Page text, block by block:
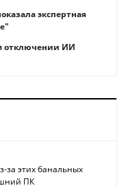
экспертная
отключении ИИ
за этих банальных
ПК